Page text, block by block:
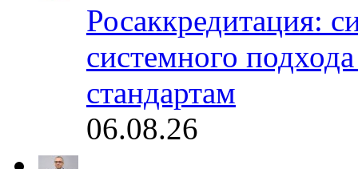
Росаккредитация:
системного
стандартам
06.08.26